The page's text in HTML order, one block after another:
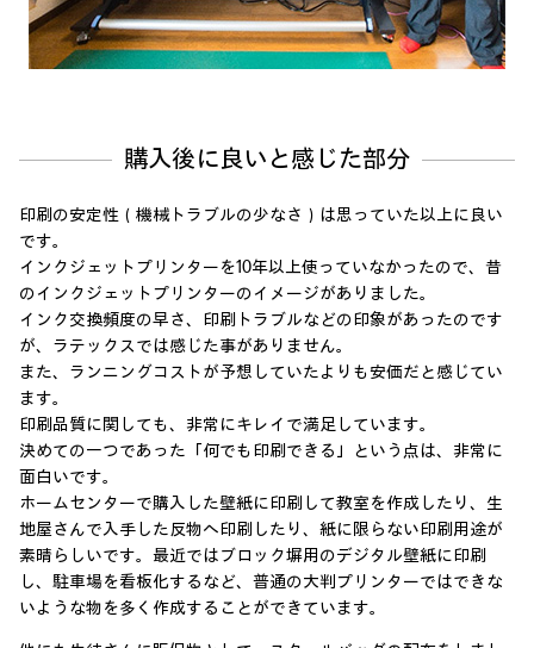
購入後に良いと感じた部分
印刷の安定性（機械トラブルの少なさ）は思っていた以上に良い
です。
インクジェットプリンターを10年以上使っていなかったので、昔
のインクジェットプリンターのイメージがありました。
インク交換頻度の早さ、印刷トラブルなどの印象があったのです
が、ラテックスでは感じた事がありません。
また、ランニングコストが予想していたよりも安価だと感じてい
ます。
印刷品質に関しても、非常にキレイで満足しています。
決めての一つであった「何でも印刷できる」という点は、非常に
面白いです。
ホームセンターで購入した壁紙に印刷して教室を作成したり、生
地屋さんで入手した反物へ印刷したり、紙に限らない印刷用途が
素晴らしいです。最近ではブロック塀用のデジタル壁紙に印刷
し、駐車場を看板化するなど、普通の大判プリンターではできな
いような物を多く作成することができています。